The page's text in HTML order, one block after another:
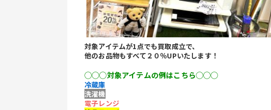
対象アイテムが1点でも買取成立で、
他のお品物もすべて２０％UPいたします！
◯◯◯対象アイテムの例はこちら◯◯◯
冷蔵庫
洗濯機
電子レンジ